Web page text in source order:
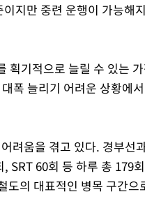
Mute
지만 중련 운행이 가능해
획기적으로 늘릴 수 있는
폭 늘리기 어려운 상황에
려움을 겪고 있다. 경부선
60회 등 하루 총 179
도의 대표적인 병목 구간으